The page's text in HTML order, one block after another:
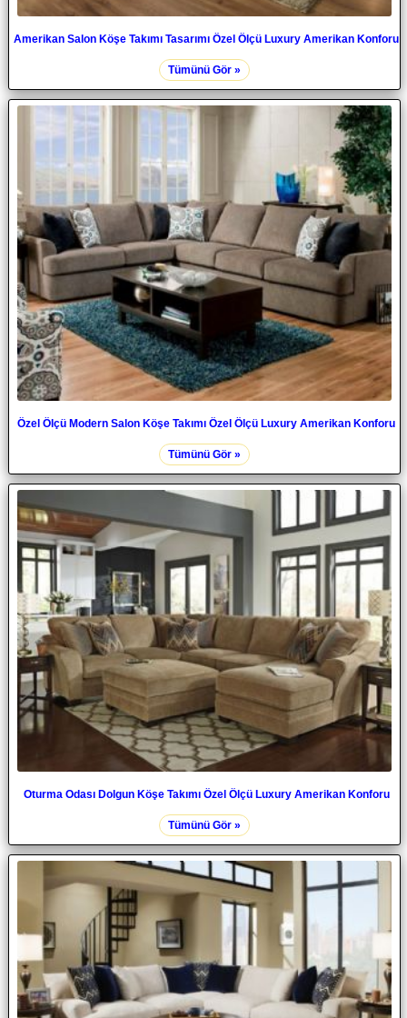
Amerikan Salon Köşe Takımı Tasarımı Özel Ölçü Luxury Amerikan Konforu
Tümünü Gör »
Özel Ölçü Modern Salon Köşe Takımı Özel Ölçü Luxury Amerikan Konforu
Tümünü Gör »
Oturma Odası Dolgun Köşe Takımı Özel Ölçü Luxury Amerikan Konforu
Tümünü Gör »